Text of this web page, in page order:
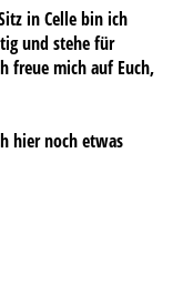
in Celle bin ich
und stehe für
freue mich auf Euch,
hier noch etwas